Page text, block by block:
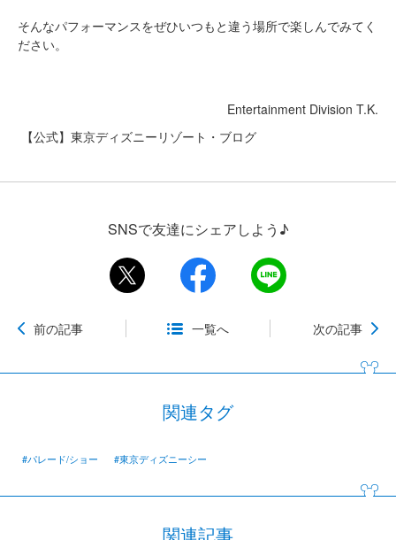
そんなパフォーマンスをぜひいつもと違う場所で楽しんでみてく
ださい。
Entertainment Division T.K.
【公式】東京ディズニーリゾート・ブログ
SNSで友達にシェアしよう♪
前の記事 一覧へ 次の記事
関連タグ
#パレード/ショー #東京ディズニーシー
関連記事